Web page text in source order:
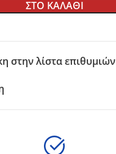
ΣΤΟ ΚΑΛΑΘΙ
στην λίστα επιθυμιών